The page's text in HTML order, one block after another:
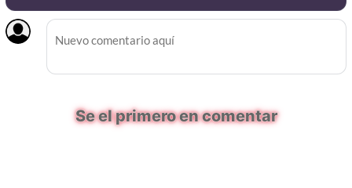
Se el primero en comentar